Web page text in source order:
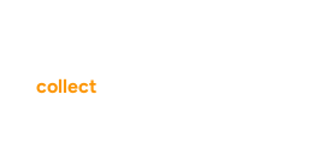
collect